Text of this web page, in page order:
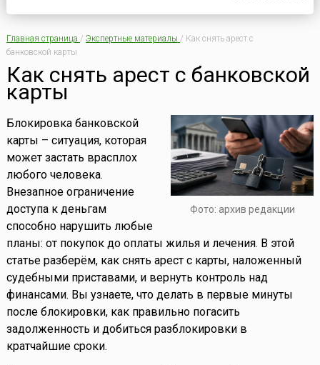
Главная страница / Экспертные материалы / Как снять арест с
банковской карты
Как снять арест с банковской
карты
Фото: архив редакции
Блокировка банковской
карты – ситуация, которая
может застать врасплох
любого человека.
Внезапное ограничение
доступа к деньгам
способно нарушить любые
планы: от покупок до оплаты жилья и лечения. В этой
статье разберём, как снять арест с карты, наложенный
судебными приставами, и вернуть контроль над
финансами. Вы узнаете, что делать в первые минуты
после блокировки, как правильно погасить
задолженность и добиться разблокировки в
кратчайшие сроки.